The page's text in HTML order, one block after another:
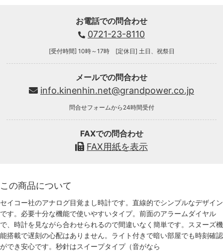
お電話での問合わせ
0721-23-8110
[受付時間] 10時～17時 [定休日] 土日、祝祭日
メールでの問合わせ
info.kinenhin.net@grandpower.co.jp
問合せフォームから24時間受付
FAXでの問合わせ
FAX用紙を表示
この商品について
セイコー社のアナログ目覚まし時計です。直線的でシンプルなデザイン
です。必要十分な機能で使いやすいタイプ。前面のアラームダイヤル
で、時計を見ながら合わせられるので間違いなく簡単です。スヌーズ機
能搭載で遅刻の心配はありません。ライト付きで暗い部屋でも時刻確認
ができ安心です。秒針はスイープタイプ（音がなら